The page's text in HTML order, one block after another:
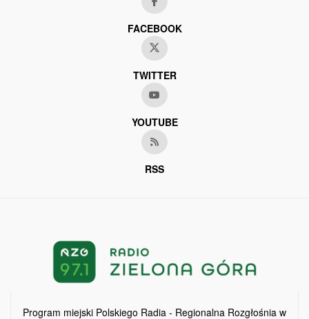
FACEBOOK
TWITTER
YOUTUBE
RSS
Program miejski Polskiego Radia - Regionalna Rozgłośnia w